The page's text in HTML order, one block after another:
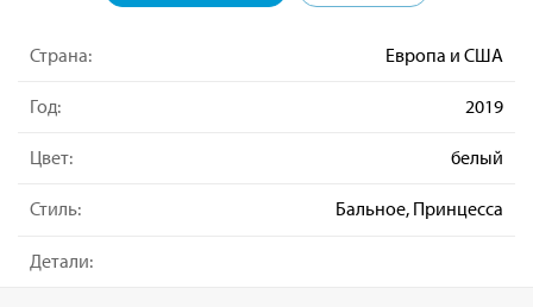
Страна: Европа и США
Год: 2019
Цвет: белый
Стиль: Бальное, Принцесса
Детали: